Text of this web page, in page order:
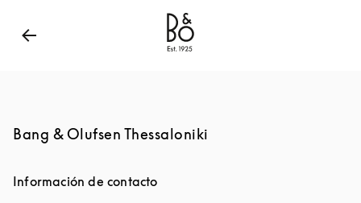
Bang & Olufsen - Exist to create
Bang & Olufsen Thessaloniki
Información de contacto